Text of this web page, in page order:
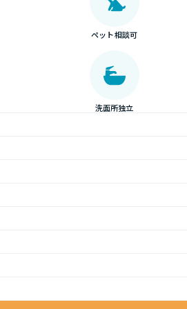
ペット相談可
洗面所独立